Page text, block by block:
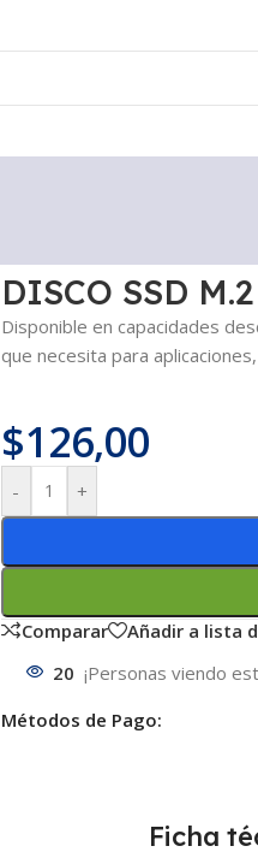
DISCO SSD
Disponible en capacidades
que necesita para
$126,00
- +
Comparar
Añadir a lista
20 ¡Personas viendo
Métodos de Pago:
Ficha